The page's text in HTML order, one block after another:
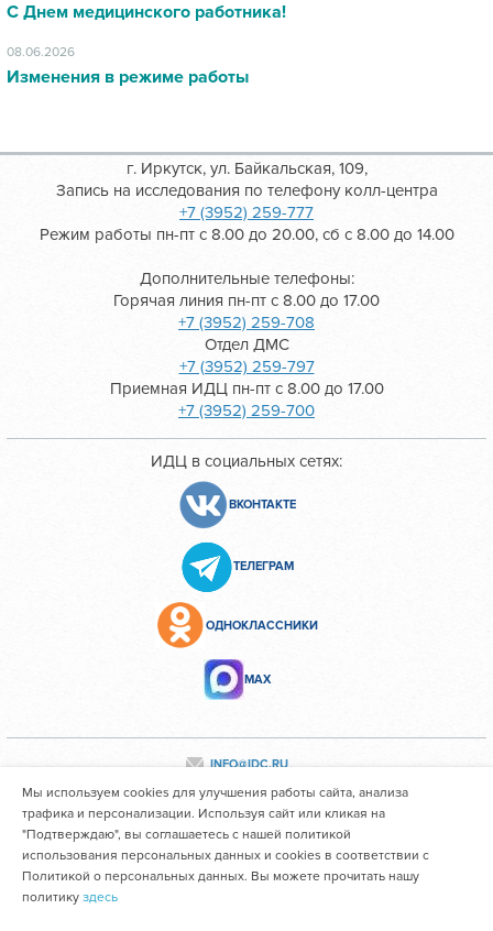
С Днем медицинского работника!
08.06.2026
Изменения в режиме работы
г. Иркутск, ул. Байкальская, 109,
Запись на исследования по телефону колл-центра
+7 (3952) 259-777
Режим работы пн-пт с 8.00 до 20.00, сб с 8.00 до 14.00
Дополнительные телефоны:
Горячая линия пн-пт с 8.00 до 17.00
+7 (3952) 259-708
Отдел ДМС
+7 (3952) 259-797
Приемная ИДЦ пн-пт с 8.00 до 17.00
+7 (3952) 259-700
ИДЦ в социальных сетях:
ВКОНТАКТЕ
ТЕЛЕГРАМ
ОДНОКЛАССНИКИ
МАХ
INFO@IDC.RU
Все персональные данные сотрудников размещены с их
согласия
Областное государственное автономное учреждение
Мы используем cookies для улучшения работы сайта, анализа
трафика и персонализации. Используя сайт или кликая на
"Подтверждаю", вы соглашаетесь с нашей политикой
использования персональных данных и cookies в соответствии с
Политикой о персональных данных. Вы можете прочитать нашу
политику здесь